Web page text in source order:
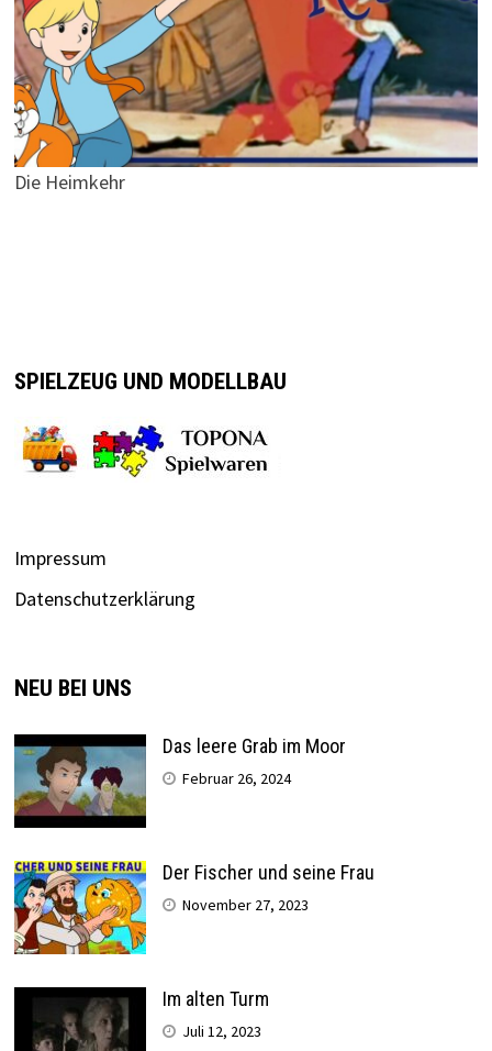
Die Heimkehr
SPIELZEUG UND MODELLBAU
Impressum
Datenschutzerklärung
NEU BEI UNS
Das leere Grab im Moor
Februar 26, 2024
Der Fischer und seine Frau
November 27, 2023
Im alten Turm
Juli 12, 2023